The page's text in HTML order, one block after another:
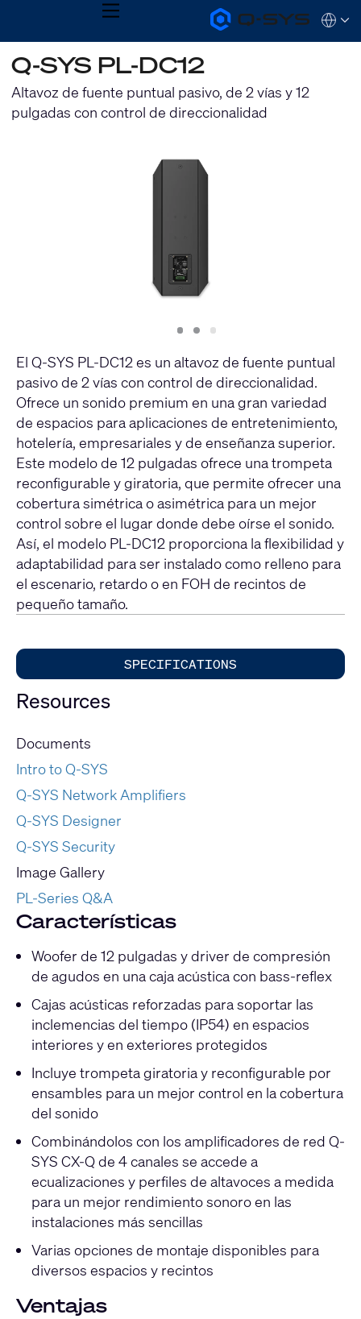
Q-
SYS
MENU
QSYS.com (English)
India (English)
Deutsch
Español
Français
Q-SYS PL-DC12
Altavoz de fuente puntual pasivo, de 2 vías y 12
pulgadas con control de direccionalidad
Slide
1 Slide
2 Slide
3
El Q-SYS PL-DC12 es un altavoz de fuente puntual
pasivo de 2 vías con control de direccionalidad.
Ofrece un sonido premium en una gran variedad
de espacios para aplicaciones de entretenimiento,
hotelería, empresariales y de enseñanza superior.
Este modelo de 12 pulgadas ofrece una trompeta
reconfigurable y giratoria, que permite ofrecer una
cobertura simétrica o asimétrica para un mejor
control sobre el lugar donde debe oírse el sonido.
Así, el modelo PL-DC12 proporciona la flexibilidad y
adaptabilidad para ser instalado como relleno para
el escenario, retardo o en FOH de recintos de
pequeño tamaño.
SPECIFICATIONS
Resources
Documents
Intro to Q-SYS
Q-SYS Network Amplifiers
Q-SYS Designer
Q-SYS Security
Image Gallery
PL-Series Q&A
Características
Woofer de 12 pulgadas y driver de compresión
de agudos en una caja acústica con bass-reflex
Cajas acústicas reforzadas para soportar las
inclemencias del tiempo (IP54) en espacios
interiores y en exteriores protegidos
Incluye trompeta giratoria y reconfigurable por
ensambles para un mejor control en la cobertura
del sonido
Combinándolos con los amplificadores de red Q-
SYS CX-Q de 4 canales se accede a
ecualizaciones y perfiles de altavoces a medida
para un mejor rendimiento sonoro en las
instalaciones más sencillas
Varias opciones de montaje disponibles para
diversos espacios y recintos
Ventajas